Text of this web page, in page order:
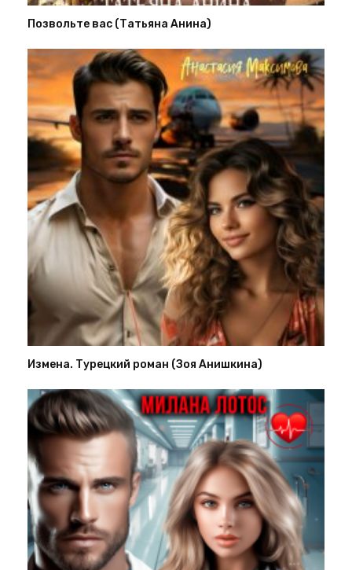
Позвольте вас (Татьяна Анина)
Измена. Турецкий роман (Зоя Анишкина)